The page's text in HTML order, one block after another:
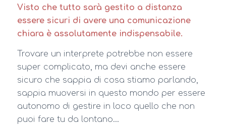
Visto che tutto sarà gestito a distanza
essere sicuri di avere una comunicazione
chiara è assolutamente indispensabile.
Trovare un interprete potrebbe non essere
super complicato, ma devi anche essere
sicuro che sappia di cosa stiamo parlando,
sappia muoversi in questo mondo per essere
autonomo di gestire in loco quello che non
puoi fare tu da lontano…